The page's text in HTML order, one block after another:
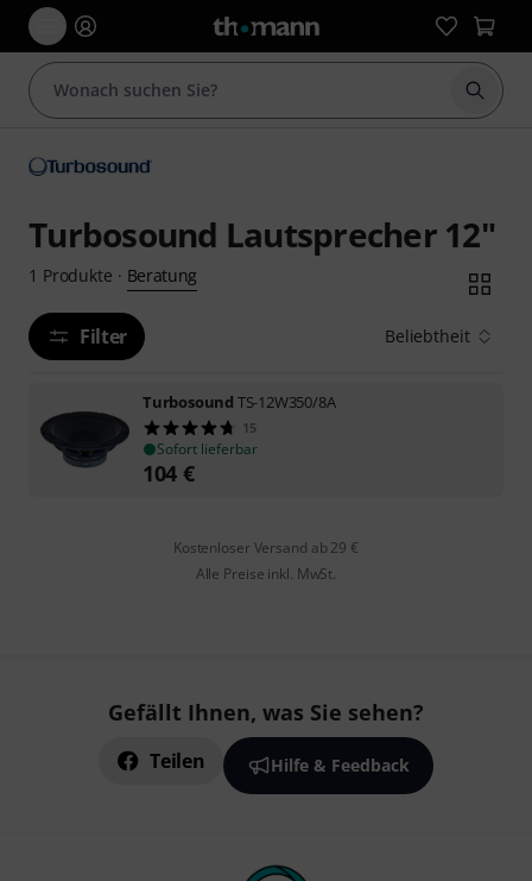
Suche
Turbosound Lautsprecher 12"
1 Produkte · Beratung
Filter Beliebtheit
Turbosound TS-12W350/8A
15
Sofort lieferbar
104 €
Kostenloser Versand ab 29 €
Alle Preise inkl. MwSt.
Gefällt Ihnen, was Sie sehen?
Teilen Hilfe & Feedback